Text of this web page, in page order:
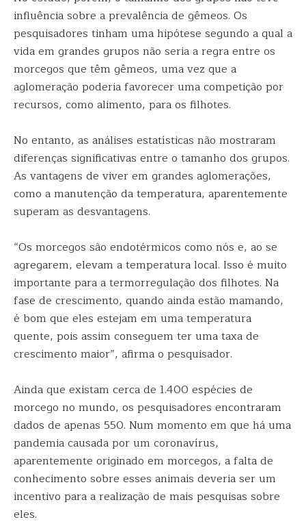
influência sobre a prevalência de gêmeos. Os
pesquisadores tinham uma hipótese segundo a qual a
vida em grandes grupos não seria a regra entre os
morcegos que têm gêmeos, uma vez que a
aglomeração poderia favorecer uma competição por
recursos, como alimento, para os filhotes.
No entanto, as análises estatísticas não mostraram
diferenças significativas entre o tamanho dos grupos.
As vantagens de viver em grandes aglomerações,
como a manutenção da temperatura, aparentemente
superam as desvantagens.
“Os morcegos são endotérmicos como nós e, ao se
agregarem, elevam a temperatura local. Isso é muito
importante para a termorregulação dos filhotes. Na
fase de crescimento, quando ainda estão mamando,
é bom que eles estejam em uma temperatura
quente, pois assim conseguem ter uma taxa de
crescimento maior”, afirma o pesquisador.
Ainda que existam cerca de 1.400 espécies de
morcego no mundo, os pesquisadores encontraram
dados de apenas 550. Num momento em que há uma
pandemia causada por um coronavírus,
aparentemente originado em morcegos, a falta de
conhecimento sobre esses animais deveria ser um
incentivo para a realização de mais pesquisas sobre
eles.